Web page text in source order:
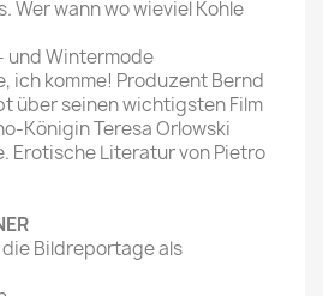
Wer wann wo wieviel Kohle
und Wintermode
ich komme! Produzent Bernd
über seinen wichtigsten Film
Königin Teresa Orlowski
Erotische Literatur von Pietro
Bildreportage als